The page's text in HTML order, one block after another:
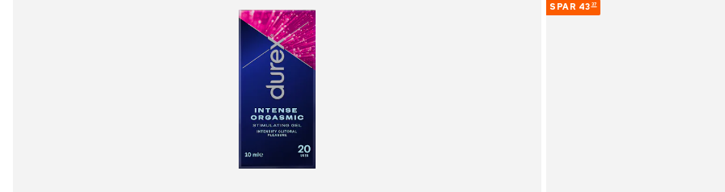
SPAR 43 37